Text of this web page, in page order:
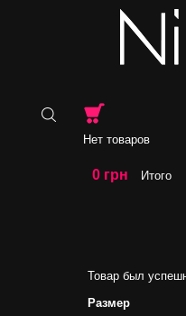
Нет товаров
0 грн Итого
Товар был
Размер